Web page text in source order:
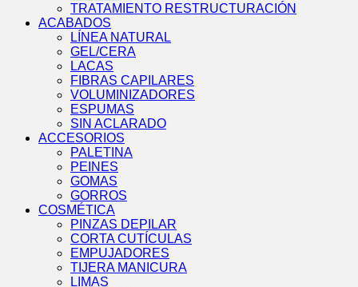
TRATAMIENTO RESTRUCTURACIÓN
ACABADOS
LÍNEA NATURAL
GEL/CERA
LACAS
FIBRAS CAPILARES
VOLUMINIZADORES
ESPUMAS
SIN ACLARADO
ACCESORIOS
PALETINA
PEINES
GOMAS
GORROS
COSMÉTICA
PINZAS DEPILAR
CORTA CUTÍCULAS
EMPUJADORES
TIJERA MANICURA
LIMAS